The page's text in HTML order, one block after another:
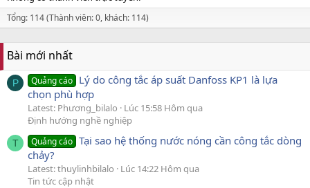
Tổng: 114 (Thành viên: 0, khách: 114)
Bài mới nhất
P Quảng cáo Lý do công tắc áp suất Danfoss KP1 là lựa
chọn phù hợp
Latest: Phương_bilalo
Lúc 15:58 Hôm qua
Định hướng nghề nghiệp
T Quảng cáo Tại sao hệ thống nước nóng cần công tắc dòng
chảy?
Latest: thuylinhbilalo
Lúc 14:22 Hôm qua
Tin tức cập nhật